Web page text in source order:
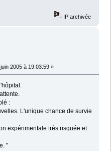
IP archivée
2005 à 19:03:59 »
:
L'unique chance de survie
expérimentale très risquée et
"